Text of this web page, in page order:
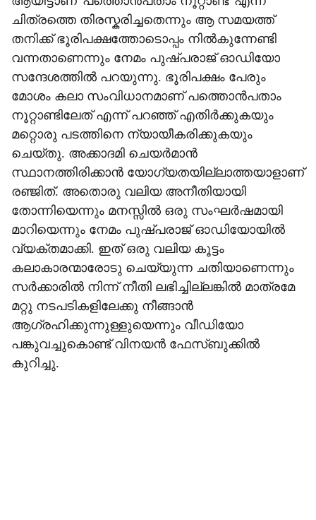
ചിത്രത്തെ തിരസ്കരിച്ചതെന്നും ആ സമയത്ത്
തനിക്ക് ഭൂരിപക്ഷത്തോടൊപ്പം നിൽകുന്നേണ്ടി
വന്നതാണെന്നും നേമം പുഷ്പരാജ് ഓഡിയോ
സന്ദേശത്തിൽ പറയുന്നു. ഭൂരിപക്ഷം പേരും
മോശം കലാ സംവിധാനമാണ് പത്തൊൻപതാം
നൂറ്റാണ്ടിലേത് എന്ന് പറഞ്ഞ് എതിർക്കുകയും
മറ്റൊരു പടത്തിനെ ന്യായീകരിക്കുകയും
ചെയ്തു. അക്കാദമി ചെയർമാൻ
സ്ഥാനത്തിരിക്കാൻ യോ​ഗ്യതയില്ലാത്തയാളാണ്
രഞ്ജിത്. അതൊരു വലിയ അനീതിയായി
തോന്നിയെന്നും മനസ്സിൽ ഒരു സംഘർഷമായി
മാറിയെന്നും നേമം പുഷ്പരാജ് ഓഡിയോയിൽ
വ്യക്തമാക്കി. ഇത് ഒരു വലിയ കൂട്ടം
കലാകാരന്മാരോടു ചെയ്യുന്ന ചതിയാണെന്നും
സർക്കാരിൽ നിന്ന് നീതി ലഭിച്ചില്ലങ്കിൽ മാത്രമേ
മറ്റു നടപടികളിലേക്കു നീങ്ങാൻ
ആഗ്രഹിക്കുന്നുള്ളുയെന്നും വീഡിയോ
പങ്കുവച്ചുകൊണ്ട് വിനയൻ ഫേസ്‍ബുക്കിൽ
കുറിച്ചു.